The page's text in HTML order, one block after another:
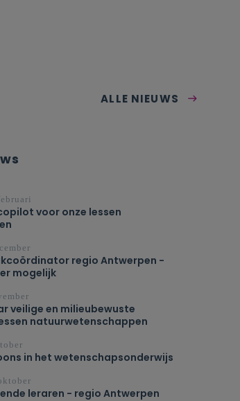
ALLE NIEUWS
voor onze lessen
regio Antwerpen -
mogelijk
veilige en milieubewuste
natuurwetenschappen
in het wetenschapsonderwijs
leraren - regio Antwerpen